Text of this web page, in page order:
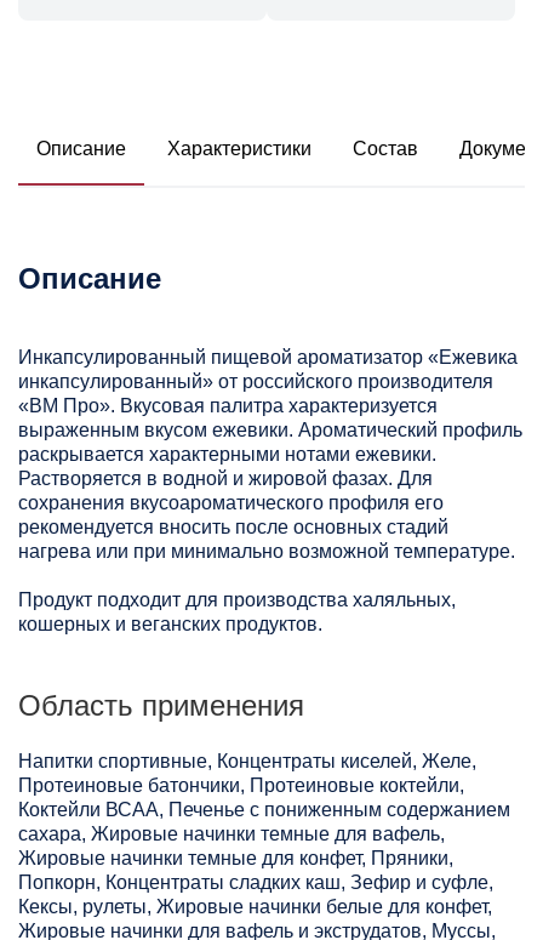
Описание Характеристики Состав
Описание
Инкапсулированный пищевой ароматизатор «Ежевика
инкапсулированный» от российского производителя
«ВМ Про». Вкусовая палитра характеризуется
выраженным вкусом ежевики. Ароматический профиль
раскрывается характерными нотами ежевики.
Растворяется в водной и жировой фазах. Для
сохранения вкусоароматического профиля его
рекомендуется вносить после основных стадий
нагрева или при минимально возможной температуре.
Продукт подходит для производства халяльных,
кошерных и веганских продуктов.
Область применения
Напитки спортивные, Концентраты киселей, Желе,
Протеиновые батончики, Протеиновые коктейли,
Коктейли ВСАА, Печенье с пониженным содержанием
сахара, Жировые начинки темные для вафель,
Жировые начинки темные для конфет, Пряники,
Попкорн, Концентраты сладких каш, Зефир и суфле,
Кексы, рулеты, Жировые начинки белые для конфет,
Жировые начинки для вафель и экструдатов, Муссы,